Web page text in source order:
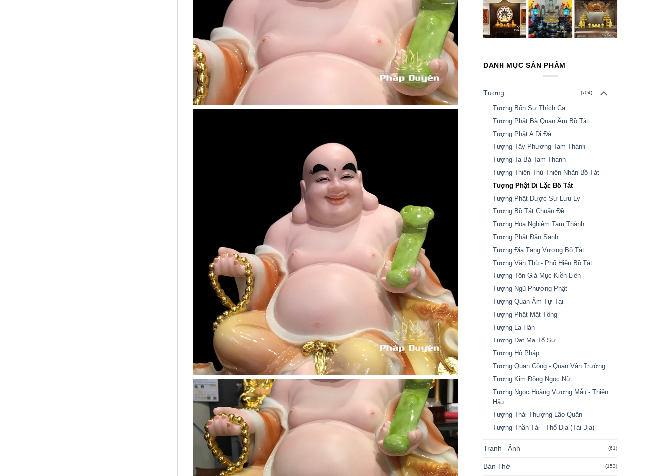
DANH MỤC SẢN PHẨM
Tượng (704)
Tượng Bổn Sư Thích Ca
Tượng Phật Bà Quan Âm Bồ Tát
Tượng Phật A Di Đà
Tượng Tây Phương Tam Thánh
Tượng Ta Bà Tam Thánh
Tượng Thiên Thủ Thiên Nhãn Bồ Tát
Tượng Phật Di Lặc Bồ Tát
Tượng Phật Dược Sư Lưu Ly
Tượng Bồ Tát Chuẩn Đề
Tượng Hoa Nghiêm Tam Thánh
Tượng Phật Đản Sanh
Tượng Địa Tạng Vương Bồ Tát
Tượng Văn Thù - Phổ Hiền Bồ Tát
Tượng Tôn Giả Mục Kiền Liên
Tượng Ngũ Phương Phật
Tượng Quan Âm Tự Tại
Tượng Phật Mật Tông
Tượng La Hán
Tượng Đạt Ma Tổ Sư
Tượng Hộ Pháp
Tượng Quan Công - Quan Vân Trường
Tượng Kim Đồng Ngọc Nữ
Tượng Ngọc Hoàng Vương Mẫu - Thiên
Hậu
Tượng Thái Thượng Lão Quân
Tượng Thần Tài - Thổ Địa (Tài Địa)
Tranh - Ảnh (61)
Bàn Thờ (153)